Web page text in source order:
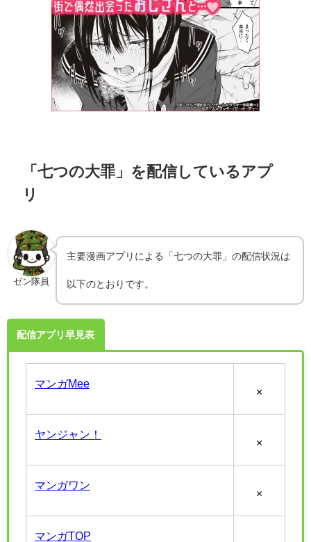
「七つの大罪」を配信しているアプ
リ
ゼン隊員
主要漫画アプリによる「七つの大罪」の配信状況は
以下のとおりです。
配信アプリ早見表
マンガMee
×
ヤンジャン！
×
マンガワン
×
マンガTOP